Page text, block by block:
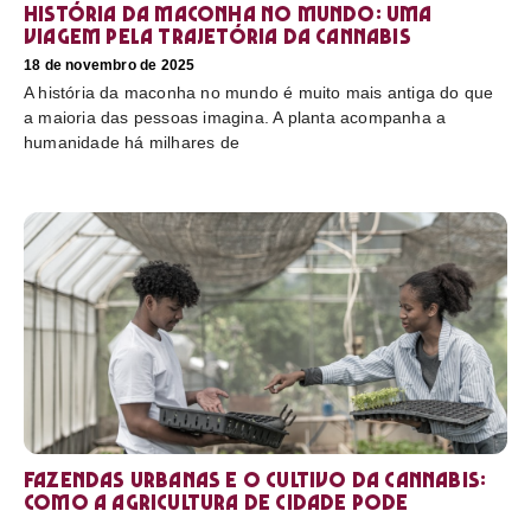
História da maconha no mundo: uma
viagem pela trajetória da cannabis
18 de novembro de 2025
A história da maconha no mundo é muito mais antiga do que
a maioria das pessoas imagina. A planta acompanha a
humanidade há milhares de
Fazendas urbanas e o cultivo da cannabis:
como a agricultura de cidade pode